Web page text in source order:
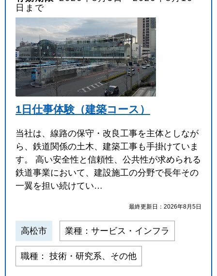
日まで
1日仕事体験（建築コース）
当社は、線路の保守・改良工事を主体としなが
ら、鉄道関係の土木、建築工事も手掛けていま
す。 高い安全性と信頼性、公共性が求められる
鉄道事業において、建設施工の分野で長年その
一翼を担い続けてい…
最終更新日：2026年8月5日
高松市 業種：サービス・インフラ
職種： 技術・研究系、その他